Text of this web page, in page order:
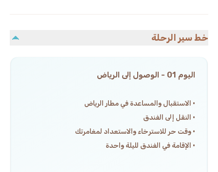
خط سير الرحلة
اليوم 01 - الوصول إلى الرياض
· الاستقبال والمساعدة في مطار الرياض
· النقل إلى الفندق
· وقت حر للاسترخاء والاستعداد لمغامرتك
· الإقامة في الفندق لليلة واحدة